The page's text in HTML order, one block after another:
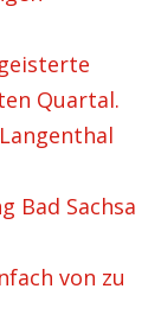
Quartal.
Bad Sachsa
von zu